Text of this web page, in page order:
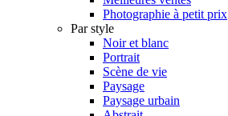
Photographie à petit prix
Par style
Noir et blanc
Portrait
Scène de vie
Paysage
Paysage urbain